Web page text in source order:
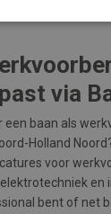
via
een baan als
Holland
voor
en
bent of net